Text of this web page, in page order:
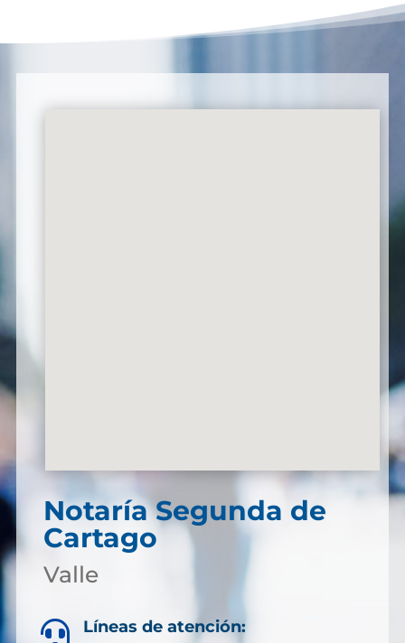
Notaría Segunda de
Cartago
Valle
 Líneas de atención: